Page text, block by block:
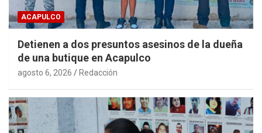
ACAPULCO
Detienen a dos presuntos asesinos de la dueña
de una butique en Acapulco
agosto 6, 2026 Redacción